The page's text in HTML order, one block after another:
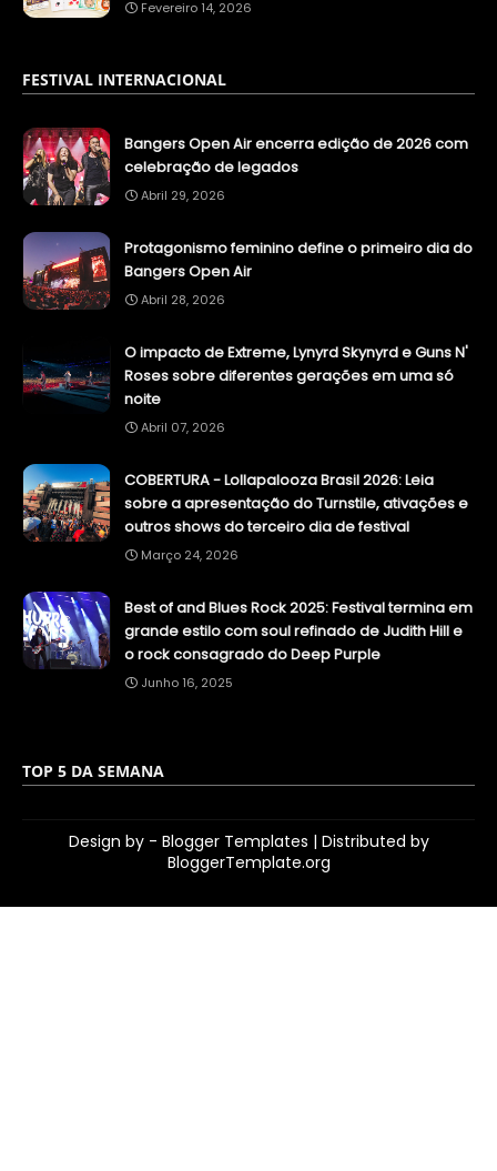
Fevereiro 14, 2026
FESTIVAL INTERNACIONAL
Bangers Open Air encerra edição de 2026 com
celebração de legados
Abril 29, 2026
Protagonismo feminino define o primeiro dia do
Bangers Open Air
Abril 28, 2026
O impacto de Extreme, Lynyrd Skynyrd e Guns N'
Roses sobre diferentes gerações em uma só
noite
Abril 07, 2026
COBERTURA - Lollapalooza Brasil 2026: Leia
sobre a apresentação do Turnstile, ativações e
outros shows do terceiro dia de festival
Março 24, 2026
Best of and Blues Rock 2025: Festival termina em
grande estilo com soul refinado de Judith Hill e
o rock consagrado do Deep Purple
Junho 16, 2025
TOP 5 DA SEMANA
Design by - Blogger Templates | Distributed by
BloggerTemplate.org